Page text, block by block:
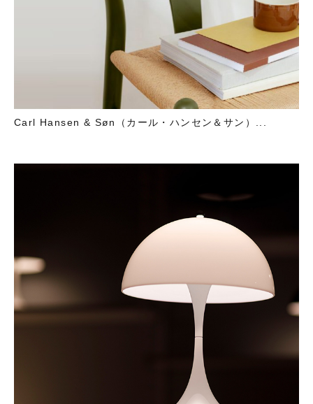
Carl Hansen & Søn（カール・ハンセン＆サン）...